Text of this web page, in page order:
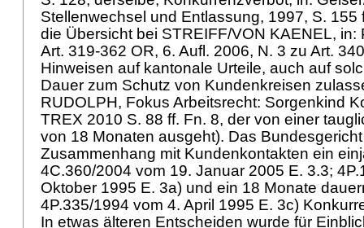
Stellenwechsel und Entlassung, 1997, S. 155
die Übersicht bei STREIFF/VON KAENEL, in:
Art. 319-362 OR, 6. Aufl. 2006, N. 3 zu Art.
Hinweisen auf kantonale Urteile, auch auf
Dauer zum Schutz von Kundenkreisen
RUDOLPH, Fokus Arbeitsrecht: Sorgenkind
TREX 2010 S. 88 ff. Fn. 8, der von einer
von 18 Monaten ausgeht). Das
Zusammenhang mit Kundenkontakten ein
4C.360/2004 vom 19. Januar 2005 E. 3.3;
Oktober 1995 E. 3a) und ein 18 Monate
4P.335/1994 vom 4. April 1995 E. 3c)
In etwas älteren Entscheiden wurde für